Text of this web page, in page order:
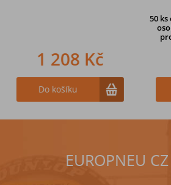
1 208 Kč
Do košíku
50 ks
EUROPNEU